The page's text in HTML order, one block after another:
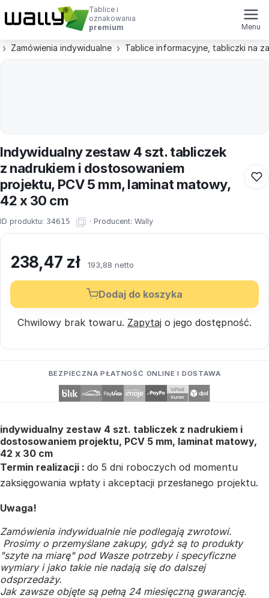
Tablice i
oznakowania
premium
Menu
Zamówienia indywidualne Tablice informacyjne, tabliczki na
Indywidualny zestaw 4 szt. tabliczek
z nadrukiem i dostosowaniem
projektu, PCV 5 mm, laminat matowy,
42 x 30 cm
ID produktu: 34615 · Producent: Wally
238,47 zł 193,88 netto
Dodaj do koszyka
Chwilowy brak towaru. Zapytaj o jego dostępność.
BEZPIECZNA PŁATNOŚĆ ONLINE I DOSTAWA
indywidualny zestaw 4 szt. tabliczek z nadrukiem i
dostosowaniem projektu, PCV 5 mm, laminat matowy,
42 x 30 cm
Termin realizacji : do 5 dni roboczych od momentu
zaksięgowania wpłaty i akceptacji przesłanego projektu.
Uwaga!
Zamówienia indywidualnie nie podlegają zwrotowi.
Prosimy o przemyślane zakupy, gdyż są to produkty
"szyte na miarę" pod Wasze potrzeby i specyficzne
wymiary i jako takie nie nadają się do dalszej
odsprzedaży.
Jak zawsze objęte są pełną 24 miesięczną gwarancję.